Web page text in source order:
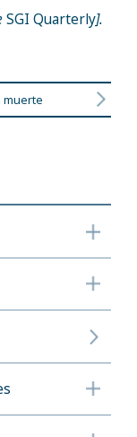
SGI Quarterly].
muerte